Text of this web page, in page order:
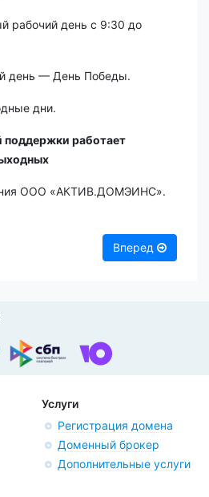
рабочий день с 9:30 до
день — День Победы.
дни.
поддержки работает
ООО «АКТИВ.ДОМЭИНС».
Вперед
Услуги
Регистрация домена
Доменный брокер
Дополнительные услуги